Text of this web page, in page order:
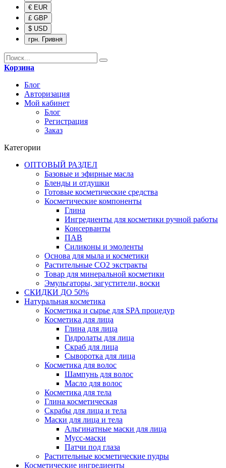
€ EUR
£ GBP
$ USD
грн. Гривня
Корзина
Блог
Авторизация
Мой кабинет
Блог
Регистрация
Заказ
Категории
ОПТОВЫЙ РАЗДЕЛ
Базовые и эфирные масла
Бленды и отдушки
Готовые косметические средства
Косметические компоненты
Глина
Ингредиенты для косметики ручной работы
Консерванты
ПАВ
Силиконы и эмоленты
Основа для мыла и косметики
Растительные СО2 экстракты
Товар для минеральной косметики
Эмульгаторы, загустители, воски
СКИДКИ ДО 50%
Натуральная косметика
Косметика и сырье для SPA процедур
Косметика для лица
Глина для лица
Гидролаты для лица
Скраб для лица
Сыворотка для лица
Косметика для волос
Шампунь для волос
Масло для волос
Косметика для тела
Глина косметическая
Скрабы для лица и тела
Маски для лица и тела
Альгинатные маски для лица
Мусс-маски
Патчи под глаза
Растительные косметические пудры
Косметические ингредиенты